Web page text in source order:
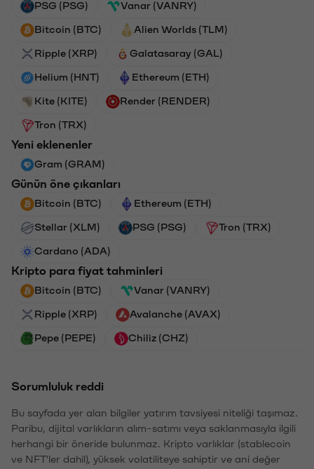
PSG (PSG) Vanar (VANRY)
Bitcoin (BTC) Alien Worlds (TLM)
Ripple (XRP) Galatasaray (GAL)
Helium (HNT) Ethereum (ETH)
Kite (KITE) Render (RENDER)
Tron (TRX)
Yeni eklenenler
Gram (GRAM)
Günün öne çıkanları
Bitcoin (BTC) Ethereum (ETH)
Stellar (XLM) PSG (PSG) Tron (TRX)
Cardano (ADA)
Kripto para fiyat tahminleri
Bitcoin (BTC) Vanar (VANRY)
Ripple (XRP) Avalanche (AVAX)
Pepe (PEPE) Chiliz (CHZ)
Sorumluluk reddi
Bu sayfada yer alan bilgiler yatırım tavsiyesi niteliği taşımaz.
Paribu, dijital varlıkların alım-satımı veya saklanmasıyla ilgili
herhangi bir öneride bulunmaz. Kripto varlıklar (stablecoin
ve NFT'ler dahil), yüksek volatiliteye sahiptir ve ani değer